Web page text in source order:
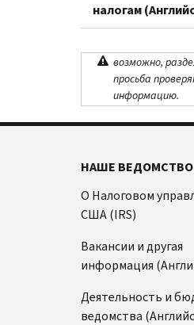
налогам
возможно,
просьба
информацию.
НАШЕ ВЕДОМСТВО
О Налоговом
США (IRS)
Вакансии и другая
информация
Деятельность и
ведомства